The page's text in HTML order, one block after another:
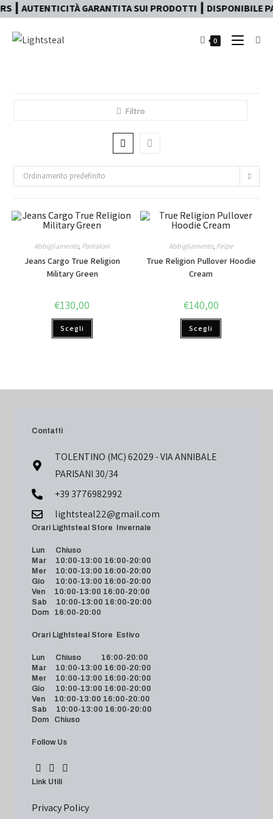
GARANTITA SUI PRODOTTI ┃
0
Filtro
Ordinamento predefinito
Abbigliamento, Pantaloni
Jeans Cargo True Religion
Military Green
€130,00
Scegli
Abbigliamento, Felpe
True Religion Pullover Hoodie
Cream
€140,00
Scegli
Contatti
TOLENTINO (MC) 62029 - VIA ANNIBALE
PARISANI 30/34
+39 3776982992
lightsteal22@gmail.com
Orari Lightsteal Store Invernale
Lun Chiuso
Mar 10:00-13:00 16:00-20:00
Mer 10:00-13:00 16:00-20:00
Gio 10:00-13:00 16:00-20:00
Ven 10:00-13:00 16:00-20:00
Sab 10:00-13:00 16:00-20:00
Dom 16:00-20:00
Orari Lightsteal Store Estivo
Lun Chiuso 16:00-20:00
Mar 10:00-13:00 16:00-20:00
Mer 10:00-13:00 16:00-20:00
Gio 10:00-13:00 16:00-20:00
Ven 10:00-13:00 16:00-20:00
Sab 10:00-13:00 16:00-20:00
Dom Chiuso
Follow Us
Link Utili
Privacy Policy